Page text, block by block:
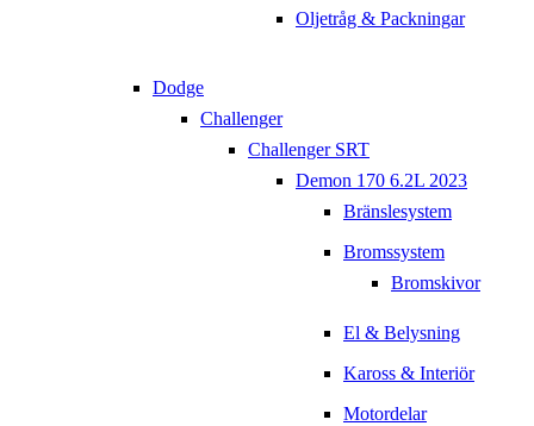
Oljetråg & Packningar
Dodge
Challenger
Challenger SRT
Demon 170 6.2L 2023
Bränslesystem
Bromssystem
Bromskivor
El & Belysning
Kaross & Interiör
Motordelar